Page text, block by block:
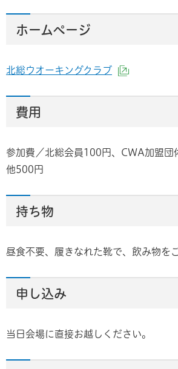
ホームページ
北総ウオーキングクラブ
費用
参加費／北総会員100円、CWA加盟団
他500円
持ち物
昼食不要、履きなれた靴で、飲み物を
申し込み
当日会場に直接お越しください。